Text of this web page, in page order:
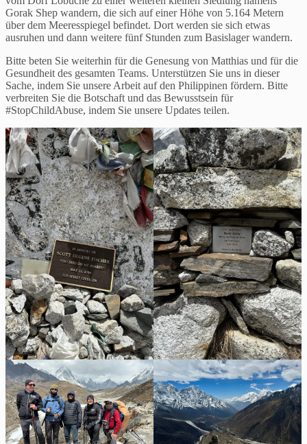
Gorak Shep wandern, die sich auf einer Höhe von 5.164 Metern
über dem Meeresspiegel befindet. Dort werden sie sich etwas
ausruhen und dann weitere fünf Stunden zum Basislager wandern.
Bitte beten Sie weiterhin für die Genesung von Matthias und für die
Gesundheit des gesamten Teams. Unterstützen Sie uns in dieser
Sache, indem Sie unsere Arbeit auf den Philippinen fördern. Bitte
verbreiten Sie die Botschaft und das Bewusstsein für
#StopChildAbuse, indem Sie unsere Updates teilen.